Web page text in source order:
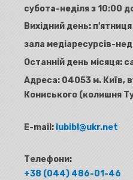
субота-неділя з 10:00
Вихідний день: п'ятниця
зала медіаресурсів-
Останній день місяця:
Адреса: 04053 м. Київ,
Кониського (колишня
E-mail: lubibl@ukr.net
Телефони:
+38 (044) 486-01-46